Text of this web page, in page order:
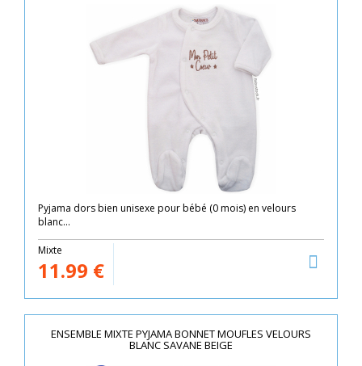
Pyjama dors bien unisexe pour bébé (0 mois) en velours
blanc...
Mixte
11.99 €
ENSEMBLE MIXTE PYJAMA BONNET MOUFLES VELOURS
BLANC SAVANE BEIGE